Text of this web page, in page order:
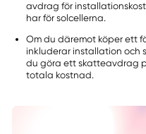
avdrag för
har för solcellerna.
Om du däremot köper ett
inkluderar installation och
du göra ett skatteavdrag
totala kostnad.